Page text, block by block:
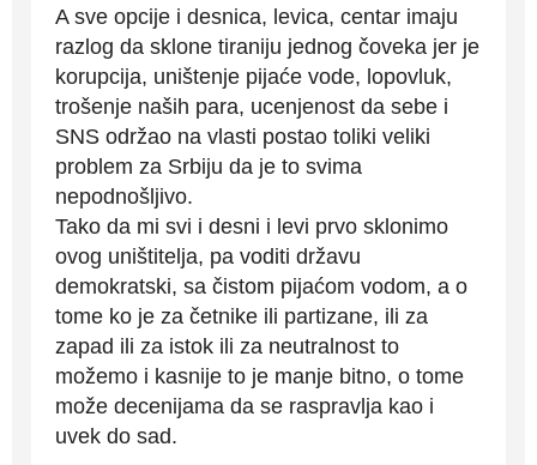
A sve opcije i desnica, levica, centar imaju
razlog da sklone tiraniju jednog čoveka jer je
korupcija, uništenje pijaće vode, lopovluk,
trošenje naših para, ucenjenost da sebe i
SNS održao na vlasti postao toliki veliki
problem za Srbiju da je to svima
nepodnošljivo.
Tako da mi svi i desni i levi prvo sklonimo
ovog uništitelja, pa voditi državu
demokratski, sa čistom pijaćom vodom, a o
tome ko je za četnike ili partizane, ili za
zapad ili za istok ili za neutralnost to
možemo i kasnije to je manje bitno, o tome
može decenijama da se raspravlja kao i
uvek do sad.